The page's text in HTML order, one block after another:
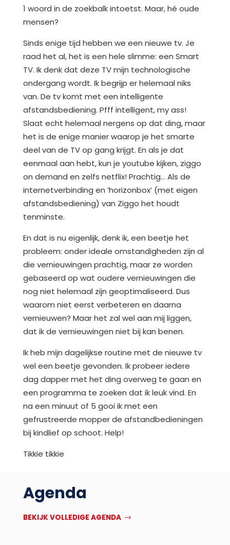
1 woord in de zoekbalk intoetst. Maar, hé oude
mensen?
Sinds enige tijd hebben we een nieuwe tv. Je
raad het al, het is een hele slimme: een Smart
TV. Ik denk dat deze TV mijn technologische
ondergang wordt. Ik begrijp er helemaal niks
van. De tv komt met een intelligente
afstandsbediening. Pfff intelligent, my ass!
Slaat echt helemaal nergens op dat ding, maar
het is de enige manier waarop je het smarte
deel van de TV op gang krijgt. En als je dat
eenmaal aan hebt, kun je youtube kijken, ziggo
on demand en zelfs netflix! Prachtig… Als de
internetverbinding en ‘horizonbox’ (met eigen
afstandsbediening) van Ziggo het houdt
tenminste.
En dat is nu eigenlijk, denk ik, een beetje het
probleem: onder ideale omstandigheden zijn al
die vernieuwingen prachtig, maar ze worden
gebaseerd op wat oudere vernieuwingen die
nog niet helemaal zijn geoptimaliseerd. Dus
waarom niet eerst verbeteren en daarna
vernieuwen? Maar het zal wel aan mij liggen,
dat ik de vernieuwingen niet bij kan benen.
Ik heb mijn dagelijkse routine met de nieuwe tv
wel een beetje gevonden. Ik probeer iedere
dag dapper met het ding overweg te gaan en
een programma te zoeken dat ik leuk vind. En
na een minuut of 5 gooi ik met een
gefrustreerde mopper de afstandbedieningen
bij kindlief op schoot. Help!
Tikkie tikkie
Agenda
BEKIJK VOLLEDIGE AGENDA